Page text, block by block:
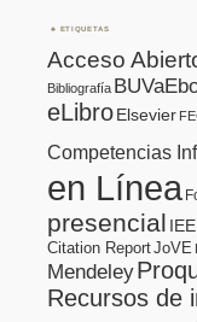
ETIQUETAS
Acceso
Bibliografía
eLibroElsevier
Competencias
en Línea
presencial
Citation ReportJoVE
Mendeley
Recursos de